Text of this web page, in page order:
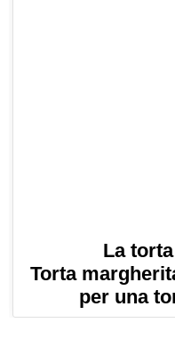
La
Torta
per una